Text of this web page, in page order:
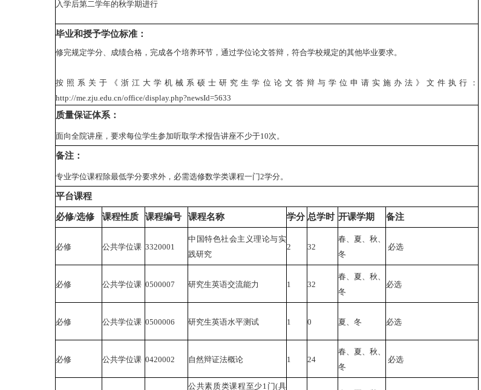
入学后第二学年的秋学期进行
毕业和授予学位标准：
修完规定学分、成绩合格，完成各个培养环节，通过学位论文答辩，符合学校规定的其他毕业要求。
按照系关于《浙江大学机械系硕士研究生学位论文答辩与学位申请实施办法》文件执行：
http://me.zju.edu.cn/office/display.php?newsId=5633
质量保证体系：
面向全院讲座，要求每位学生参加听取学术报告讲座不少于10次。
备注：
专业学位课程除最低学分要求外，必需选修数学类课程一门2学分。
平台课程
必修/选修 课程性质 课程编号 课程名称 学分 总学时 开课学期 备注
必修 公共学位课 3320001
中国特色社会主义理论与实
践研究
2 32
春、夏、秋、
冬
必选
必修 公共学位课 0500007 研究生英语交流能力 1 32
春、夏、秋、
冬
必选
必修 公共学位课 0500006 研究生英语水平测试 1 0 夏、冬 必选
必修 公共学位课 0420002 自然辩证法概论 1 24
春、夏、秋、
冬
必选
公共素质类课程至少1门(具